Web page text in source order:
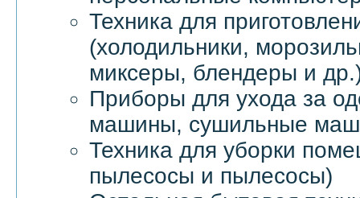
Техника для
(холодильники,
миксеры, блендеры и
Приборы для ухода за
машины, сушильные
Техника для уборки
пылесосы и пылесосы)